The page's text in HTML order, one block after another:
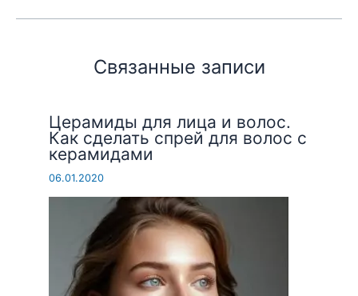
Связанные записи
Церамиды для лица и волос.
Как сделать спрей для волос с
керамидами
06.01.2020